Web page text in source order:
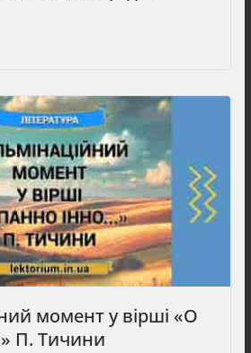
момент у вірші «О
П. Тичини